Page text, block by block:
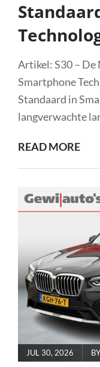
Artikel: S30 – De
Smartphone
Standaard in
langverwachte
READ MORE
DE
IN
POSTED
ON
JUL 30, 2026 BY